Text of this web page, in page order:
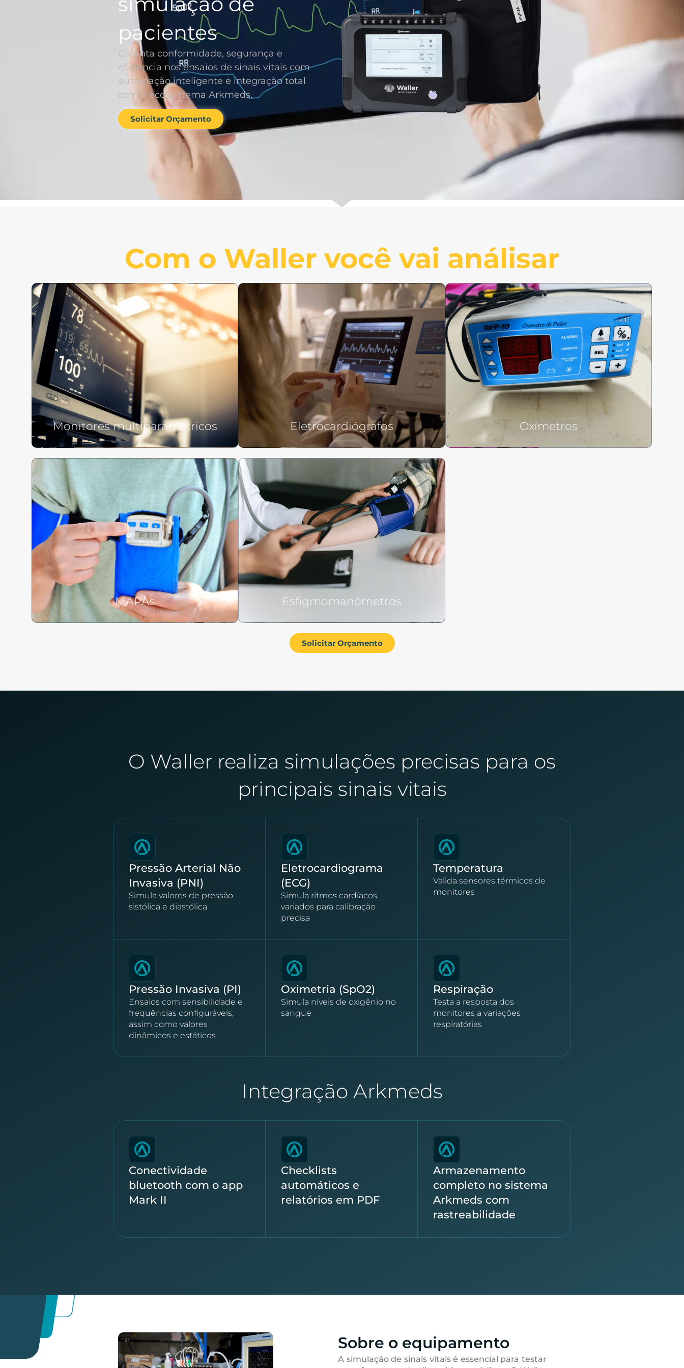
pacientes
Garanta conformidade, segurança e
eficiência nos ensaios de sinais vitais com
automação inteligente e integração total
com o ecossistema Arkmeds.
Solicitar Orçamento
Com o Waller você vai análisar
Monitores multiparamétricos Eletrocardiógrafos Oxímetros
MAPAs Esfigmomanômetros
Solicitar Orçamento
O Waller realiza simulações precisas para os
principais sinais vitais
Pressão Arterial Não
Invasiva (PNI)
Simula valores de pressão
sistólica e diastólica
Eletrocardiograma
(ECG)
Simula ritmos cardíacos
variados para calibração
precisa
Temperatura
Valida sensores térmicos de
monitores
Pressão Invasiva (PI)
Ensaios com sensibilidade e
frequências configuráveis,
assim como valores
dinâmicos e estáticos
Oximetria (SpO2)
Simula níveis de oxigênio no
sangue
Respiração
Testa a resposta dos
monitores a variações
respiratórias
Integração Arkmeds
Conectividade
bluetooth com o app
Mark II
Checklists
automáticos e
relatórios em PDF
Armazenamento
completo no sistema
Arkmeds com
rastreabilidade
Sobre o equipamento
A simulação de sinais vitais é essencial para testar